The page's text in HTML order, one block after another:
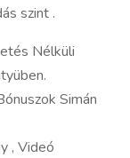
szint .
Nélküli
Simán
, Videó